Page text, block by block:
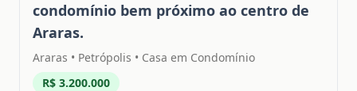
condomínio bem próximo ao centro de
Araras.
Araras • Petrópolis • Casa em Condomínio
R$ 3.200.000